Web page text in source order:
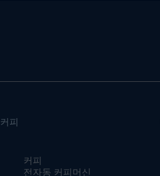
커피
커피
전자동 커피머신